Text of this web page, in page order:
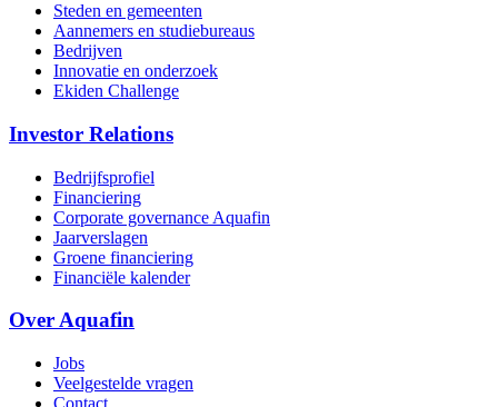
Steden en gemeenten
Aannemers en studiebureaus
Bedrijven
Innovatie en onderzoek
Ekiden Challenge
Investor Relations
Bedrijfsprofiel
Financiering
Corporate governance Aquafin
Jaarverslagen
Groene financiering
Financiële kalender
Over Aquafin
Jobs
Veelgestelde vragen